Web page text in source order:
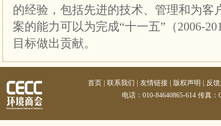
的经验，包括先进的技术、管理和为客
案的能力可以为完成“十一五”（2006-
目标做出贡献。
首页 联系我们 友情链接 版权声明
反
电话：010-84640865-614 传真